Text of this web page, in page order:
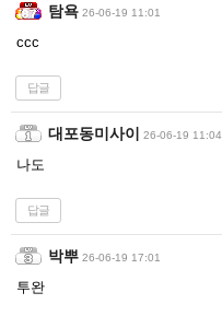
탐욕 26-06-19 11:01
ccc
답글
대포동미사이 26-06-19 11:04
나도
답글
박뿌 26-06-19 17:01
투완